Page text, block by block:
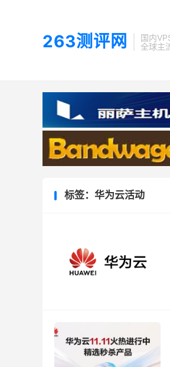
263测评网
国内
全球主
标签：华为云活动